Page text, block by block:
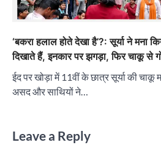
‘बकरा हलाल होते देखा है’?: सूर्या ने मना
दिखाते हैं, इनकार पर झगड़ा, फिर चाकू से
ईद पर खोड़ा में 11वीं के छात्र सूर्या की चाकू
असद और साथियों ने…
Leave a Reply